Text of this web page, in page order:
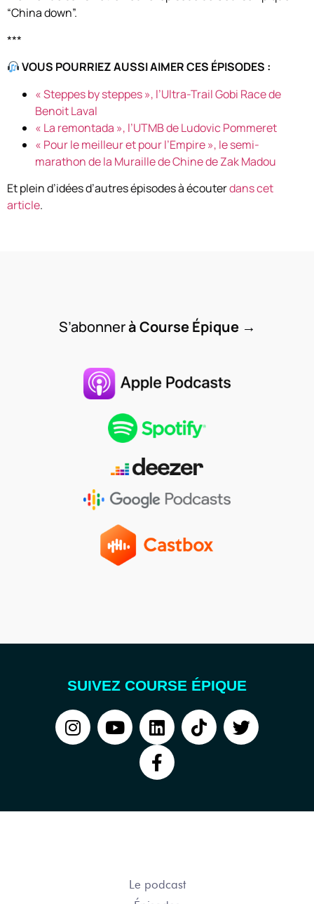
“China down”.
***
VOUS POURRIEZ AUSSI AIMER CES ÉPISODES :
« Steppes by steppes », l’Ultra-Trail Gobi Race de
Benoit Laval
« La remontada », l’UTMB de Ludovic Pommeret
« Pour le meilleur et pour l’Empire », le semi-
marathon de la Muraille de Chine de Zak Madou
Et plein d’idées d’autres épisodes à écouterdans cet
article.
S’abonnerà Course Épique →
SUIVEZ COURSE ÉPIQUE
Le podcast